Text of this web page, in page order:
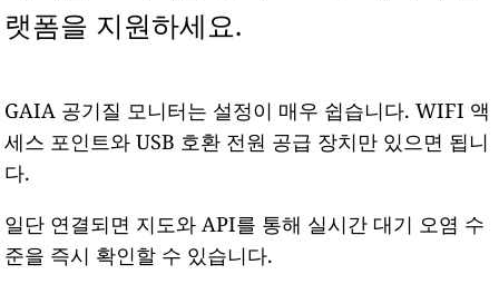
랫폼을 지원하세요.
GAIA 공기질 모니터는 설정이 매우 쉽습니다. WIFI 액
세스 포인트와 USB 호환 전원 공급 장치만 있으면 됩니
다.
일단 연결되면 지도와 API를 통해 실시간 대기 오염 수
준을 즉시 확인할 수 있습니다.